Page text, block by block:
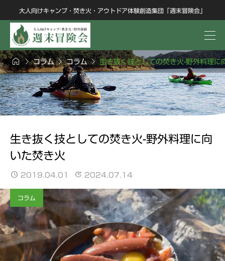
大人向けキャンプ・焚き火・アウトドア体験創造集団「週末冒険会」
コラムコラム生き抜く技としての焚き火-野外料理に
生き抜く技としての焚き火-野外料理に向
いた焚き火
2019.04.01 2024.07.14
コラム